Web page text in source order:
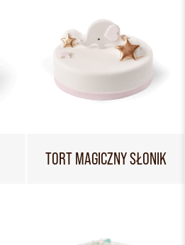
TORT MAGICZNY SŁONIK